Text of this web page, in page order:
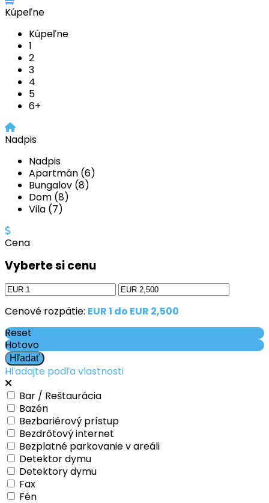
Kúpeľne
Kúpeľne
1
2
3
4
5
6+
Nadpis
Nadpis
Apartmán (6)
Bungalov (8)
Dom (8)
Vila (7)
Cena
Vyberte si cenu
Cenové rozpätie: EUR 1 do EUR 2,500
Reset
Hotovo
Hľadajte podľa vlastnosti
Bar / Reštaurácia
Bazén
Bezbariérový prístup
Bezdrôtový internet
Bezplatné parkovanie v areáli
Detektor dymu
Detektory dymu
Fax
Fén